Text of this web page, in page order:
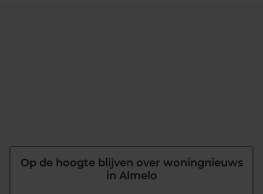
Op de hoogte blijven over woningnieuws
in Almelo